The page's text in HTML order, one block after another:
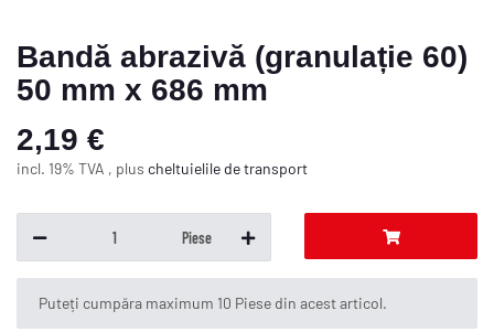
Bandă abrazivă (granulație 60)
50 mm x 686 mm
2,19 €
incl. 19% TVA , plus cheltuielile de transport
Piese
x
Puteți cumpăra maximum 10 Piese din acest articol.